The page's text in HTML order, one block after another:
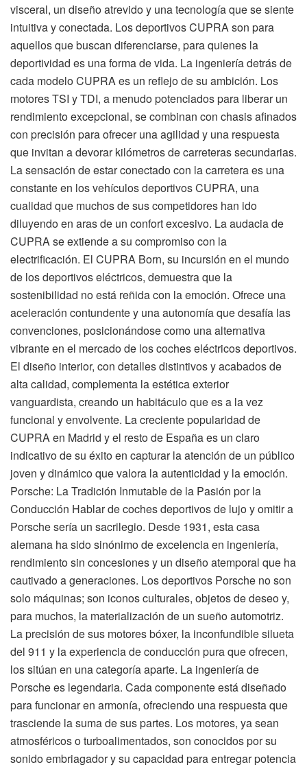
visceral, un diseño atrevido y una tecnología que se siente
intuitiva y conectada. Los deportivos CUPRA son para
aquellos que buscan diferenciarse, para quienes la
deportividad es una forma de vida. La ingeniería detrás de
cada modelo CUPRA es un reflejo de su ambición. Los
motores TSI y TDI, a menudo potenciados para liberar un
rendimiento excepcional, se combinan con chasis afinados
con precisión para ofrecer una agilidad y una respuesta
que invitan a devorar kilómetros de carreteras secundarias.
La sensación de estar conectado con la carretera es una
constante en los vehículos deportivos CUPRA, una
cualidad que muchos de sus competidores han ido
diluyendo en aras de un confort excesivo. La audacia de
CUPRA se extiende a su compromiso con la
electrificación. El CUPRA Born, su incursión en el mundo
de los deportivos eléctricos, demuestra que la
sostenibilidad no está reñida con la emoción. Ofrece una
aceleración contundente y una autonomía que desafía las
convenciones, posicionándose como una alternativa
vibrante en el mercado de los coches eléctricos deportivos.
El diseño interior, con detalles distintivos y acabados de
alta calidad, complementa la estética exterior
vanguardista, creando un habitáculo que es a la vez
funcional y envolvente. La creciente popularidad de
CUPRA en Madrid y el resto de España es un claro
indicativo de su éxito en capturar la atención de un público
joven y dinámico que valora la autenticidad y la emoción.
Porsche: La Tradición Inmutable de la Pasión por la
Conducción Hablar de coches deportivos de lujo y omitir a
Porsche sería un sacrilegio. Desde 1931, esta casa
alemana ha sido sinónimo de excelencia en ingeniería,
rendimiento sin concesiones y un diseño atemporal que ha
cautivado a generaciones. Los deportivos Porsche no son
solo máquinas; son iconos culturales, objetos de deseo y,
para muchos, la materialización de un sueño automotriz.
La precisión de sus motores bóxer, la inconfundible silueta
del 911 y la experiencia de conducción pura que ofrecen,
los sitúan en una categoría aparte. La ingeniería de
Porsche es legendaria. Cada componente está diseñado
para funcionar en armonía, ofreciendo una respuesta que
trasciende la suma de sus partes. Los motores, ya sean
atmosféricos o turboalimentados, son conocidos por su
sonido embriagador y su capacidad para entregar potencia